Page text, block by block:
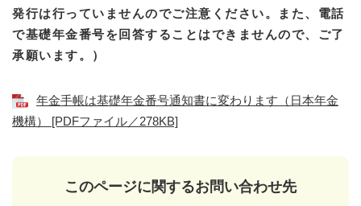
発行は行っていませんのでご注意ください。また、電話
で基礎年金番号を回答することはできませんので、ご了
承願います。）
年金手帳は基礎年金番号通知書に変わります（日本年金
機構） [PDFファイル／278KB]
このページに関するお問い合わせ先